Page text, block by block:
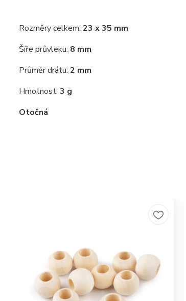
Rozměry celkem: 23 x 35 mm
Šíře průvleku: 8 mm
Průměr drátu: 2 mm
Hmotnost: 3 g
Otočná